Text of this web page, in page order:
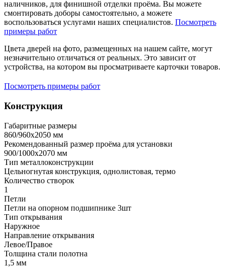
наличников, для финишной отделки проёма. Вы можете
смонтировать доборы самостоятельно, а можете
воспользоваться услугами наших специалистов. Посмотреть
примеры работ
Цвета дверей на фото, размещенных на нашем сайте, могут
незначительно отличаться от реальных. Это зависит от
устройства, на котором вы просматриваете карточки товаров.
Посмотреть примеры работ
Конструкция
Габаритные размеры
860/960х2050 мм
Рекомендованный размер проёма для установки
900/1000х2070 мм
Тип металлоконструкции
Цельногнутая конструкция, однолистовая, термо
Количество створок
1
Петли
Петли на опорном подшипнике 3шт
Тип открывания
Наружное
Направление открывания
Левое/Правое
Толщина стали полотна
1,5 мм